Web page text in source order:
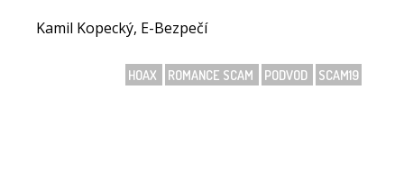
Kamil Kopecký, E-Bezpečí
HOAX ROMANCE SCAM PODVOD SCAM19